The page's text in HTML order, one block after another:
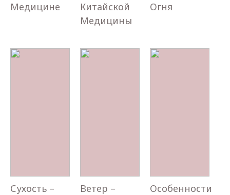
Медицине
Китайской
Медицины
Огня
Сухость –
Ветер –
Особенности